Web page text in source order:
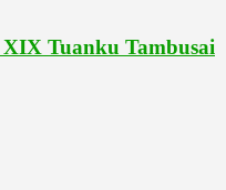
Tuanku Tambusai